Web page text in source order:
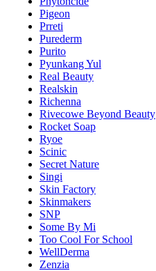
Pigeon
Prreti
Purederm
Purito
Pyunkang Yul
Real Beauty
Realskin
Richenna
Rivecowe Beyond Beauty
Rocket Soap
Ryoe
Scinic
Secret Nature
Singi
Skin Factory
Skinmakers
SNP
Some By Mi
Too Cool For School
WellDerma
Zenzia